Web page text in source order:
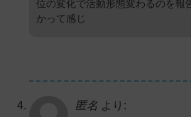
位の変化で活動形態変わるのを報
かって感じ
匿名 より: